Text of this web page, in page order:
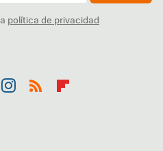
política de privacidad